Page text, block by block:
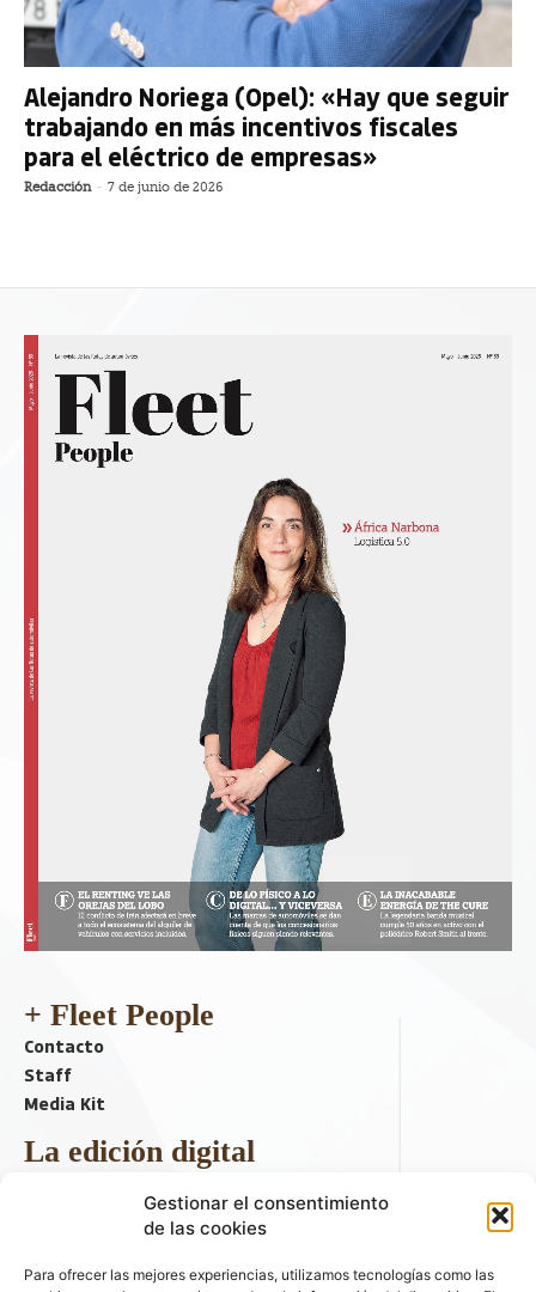
Gestionar el consentimiento
de las cookies
Para ofrecer las mejores experiencias, utilizamos tecnologías como las
Alejandro Noriega (Opel): «Hay que seguir
trabajando en más incentivos fiscales
para el eléctrico de empresas»
Redacción - 7 de junio de 2026
+ Fleet People
Contacto
Staff
Media Kit
La edición digital
Descargar último ejemplar
ir a hemeroteca
+ Contenido en redes sociales